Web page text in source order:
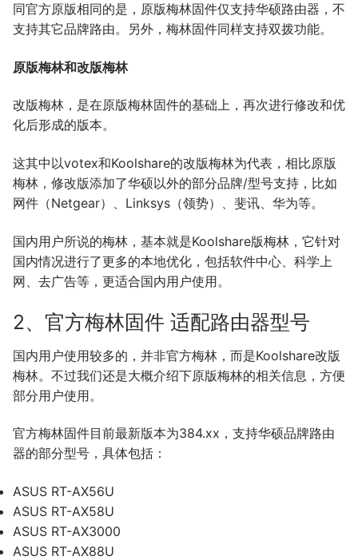
同官方原版相同的是，原版梅林固件仅支持华硕路由器，不
支持其它品牌路由。另外，梅林固件同样支持双拨功能。
原版梅林和改版梅林
改版梅林，是在原版梅林固件的基础上，再次进行修改和优
化后形成的版本。
这其中以votex和Koolshare的改版梅林为代表，相比原版
梅林，修改版添加了华硕以外的部分品牌/型号支持，比如
网件（Netgear）、Linksys（领势）、斐讯、华为等。
国内用户所说的梅林，基本就是Koolshare版梅林，它针对
国内情况进行了更多的本地优化，包括软件中心、科学上
网、去广告等，更适合国内用户使用。
2、官方梅林固件 适配路由器型号
国内用户使用较多的，并非官方梅林，而是Koolshare改版
梅林。不过我们还是大概介绍下原版梅林的相关信息，方便
部分用户使用。
官方梅林固件目前最新版本为384.xx，支持华硕品牌路由
器的部分型号，具体包括：
ASUS RT-AX56U
ASUS RT-AX58U
ASUS RT-AX3000
ASUS RT-AX88U